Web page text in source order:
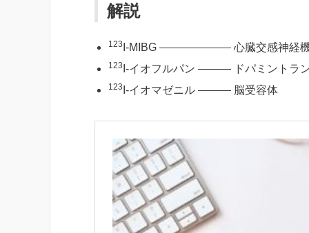
解説
123 I-MIBG 心臓交感神経
123 I-イオフルパン ドパミントラ
123 I-イオマゼニル 脳受容体